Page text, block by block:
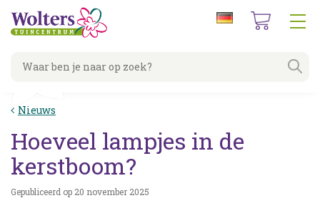
Nieuws
Hoeveel lampjes in de
kerstboom?
Gepubliceerd op 20 november 2025